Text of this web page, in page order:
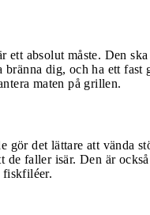
ett absolut måste. Den
bränna dig, och ha ett fast
maten på grillen.
gör det lättare att vända
de faller isär. Den är
fiskfiléer.